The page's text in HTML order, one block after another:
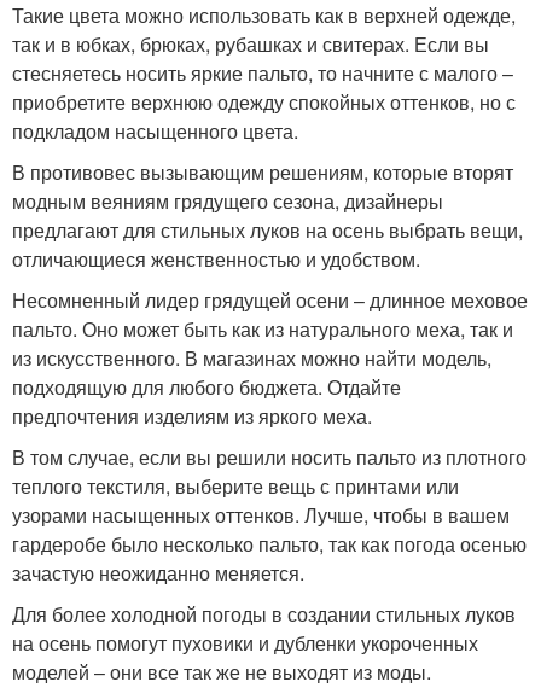
Такие цвета можно использовать как в верхней одежде,
так и в юбках, брюках, рубашках и свитерах. Если вы
стесняетесь носить яркие пальто, то начните с малого –
приобретите верхнюю одежду спокойных оттенков, но с
подкладом насыщенного цвета.
В противовес вызывающим решениям, которые вторят
модным веяниям грядущего сезона, дизайнеры
предлагают для стильных луков на осень выбрать вещи,
отличающиеся женственностью и удобством.
Несомненный лидер грядущей осени – длинное меховое
пальто. Оно может быть как из натурального меха, так и
из искусственного. В магазинах можно найти модель,
подходящую для любого бюджета. Отдайте
предпочтения изделиям из яркого меха.
В том случае, если вы решили носить пальто из плотного
теплого текстиля, выберите вещь с принтами или
узорами насыщенных оттенков. Лучше, чтобы в вашем
гардеробе было несколько пальто, так как погода осенью
зачастую неожиданно меняется.
Для более холодной погоды в создании стильных луков
на осень помогут пуховики и дубленки укороченных
моделей – они все так же не выходят из моды.